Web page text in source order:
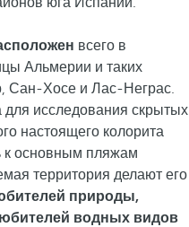
всего в
Альмерии и таких
Сан-Хосе и Лас-Неграс.
для исследования скрытых
настоящего колорита
к основным пляжам
территория делают его
природы,
водных видов